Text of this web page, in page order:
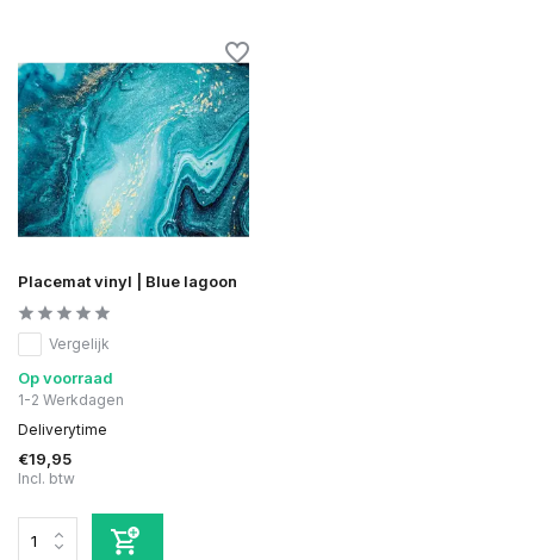
Placemat vinyl | Blue lagoon
Vergelijk
Op voorraad
1-2 Werkdagen
Deliverytime
€19,95
Incl. btw